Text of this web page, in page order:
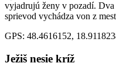
vyjadrujú ženy v pozadí.
sprievod vychádza von z
GPS: 48.4616152,
Ježiš nesie kríž